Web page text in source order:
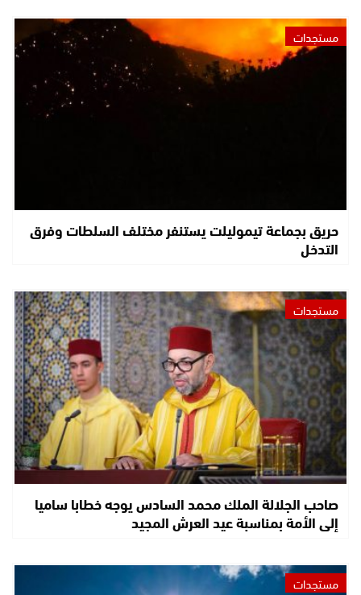
مستجدات
حريق بجماعة تيموليلت يستنفر مختلف السلطات وفرق
التدخل
مستجدات
صاحب الجلالة الملك محمد السادس يوجه خطابا ساميا
إلى الأمة بمناسبة عيد العرش المجيد
مستجدات